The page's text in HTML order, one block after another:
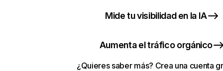
Mide tu visibilidad en la IA
Aumenta el tráfico orgánico
¿Quieres saber más? Crea una cuenta